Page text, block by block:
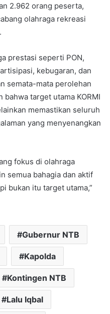
2.962 orang peserta,
olahraga rekreasi
prestasi seperti PON,
kebugaran, dan
semata-mata perolehan
bahwa target utama KORMI
memastikan seluruh
yang menyenangkan
fokus di olahraga
semua bahagia dan aktif
bukan itu target utama,”
Gubernur NTB
Kapolda
Kontingen NTB
Lalu Iqbal